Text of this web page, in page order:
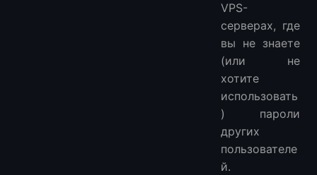
VPS-
серверах, где
вы не знаете
(или не
хотите
использовать
) пароли
других
пользователе
й.